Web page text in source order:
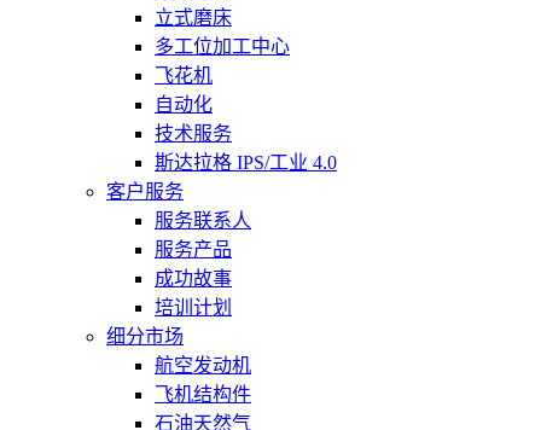
立式磨床
多工位加工中心
飞花机
自动化
技术服务
斯达拉格 IPS/工业 4.0
客户服务
服务联系人
服务产品
成功故事
培训计划
细分市场
航空发动机
飞机结构件
石油天然气